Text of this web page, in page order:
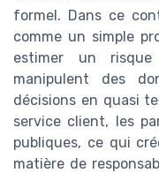
formel. Dans ce
comme un simple
estimer un
manipulent des
décisions en quasi
service client, les
publiques, ce qui
matière de